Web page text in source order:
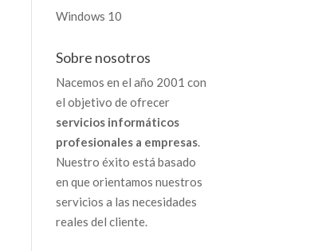
Windows 10
Sobre nosotros
Nacemos en el año 2001 con
el objetivo de ofrecer
servicios informáticos
profesionales a empresas
Nuestro éxito está basado
en que orientamos nuestros
servicios a las necesidades
reales del cliente.